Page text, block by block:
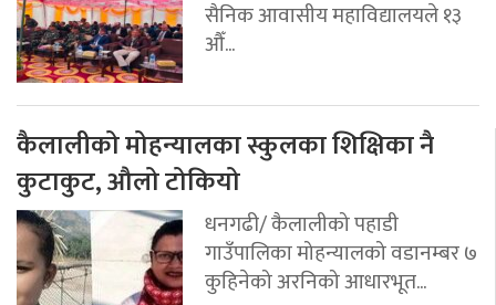
सैनिक आवासीय महाविद्यालयले १३
औँ...
कैलालीको मोहन्यालका स्कुलका शिक्षिका नै
कुटाकुट, औलो टोकियो
धनगढी/ कैलालीको पहाडी
गाउँपालिका मोहन्यालको वडानम्बर ७
कुहिनेको अरनिको आधारभूत...